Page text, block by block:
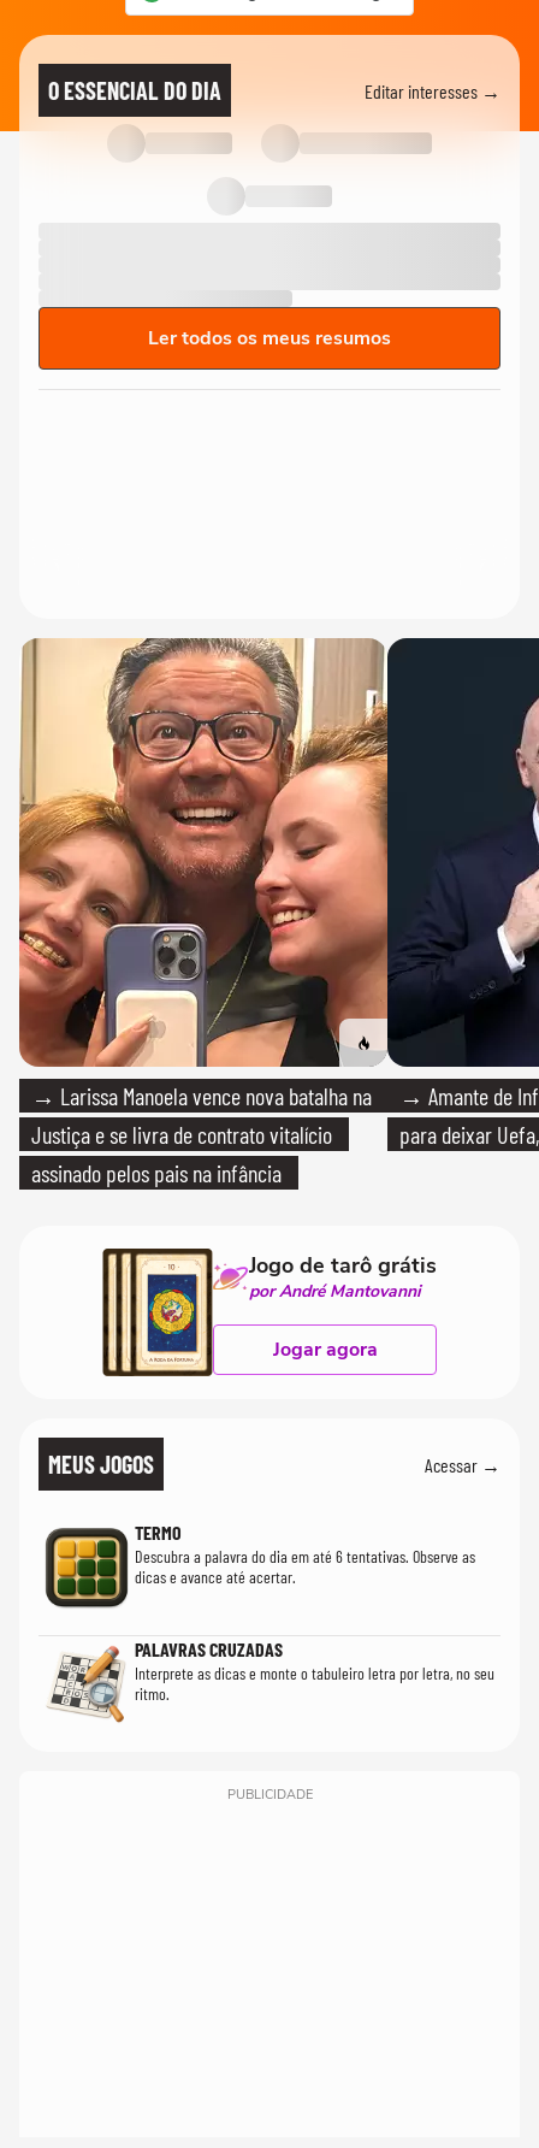
O ESSENCIAL DO DIA Editar interesses →
Ler todos os meus resumos
→ Larissa Manoela vence nova batalha na
Justiça e se livra de contrato vitalício
assinado pelos pais na infância
→ Amante de
para deixar
Jogo de tarô grátis
por André Mantovanni
Jogar agora
MEUS JOGOS Acessar →
TERMO
Descubra a palavra do dia em até 6 tentativas. Observe as
dicas e avance até acertar.
PALAVRAS CRUZADAS
Interprete as dicas e monte o tabuleiro letra por letra, no seu
ritmo.
PUBLICIDADE